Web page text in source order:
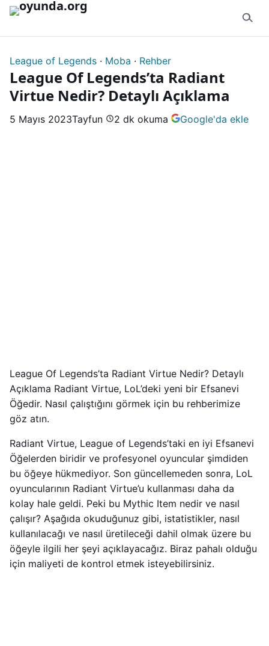
İçeriğe geç
League of Legends · Moba · Rehber
League Of Legends’ta Radiant
Virtue Nedir? Detaylı Açıklama
5 Mayıs 2023Tayfun 2 dk okuma Google'da ekle
League Of Legends’ta Radiant Virtue Nedir? Detaylı
Açıklama Radiant Virtue, LoL’deki yeni bir Efsanevi
Öğedir. Nasıl çalıştığını görmek için bu rehberimize
göz atın.
Radiant Virtue, League of Legends’taki en iyi Efsanevi
Öğelerden biridir ve profesyonel oyuncular şimdiden
bu öğeye hükmediyor. Son güncellemeden sonra, LoL
oyuncularının Radiant Virtue’u kullanması daha da
kolay hale geldi. Peki bu Mythic Item nedir ve nasıl
çalışır? Aşağıda okuduğunuz gibi, istatistikler, nasıl
kullanılacağı ve nasıl üretileceği dahil olmak üzere bu
öğeyle ilgili her şeyi açıklayacağız. Biraz pahalı olduğu
için maliyeti de kontrol etmek isteyebilirsiniz.